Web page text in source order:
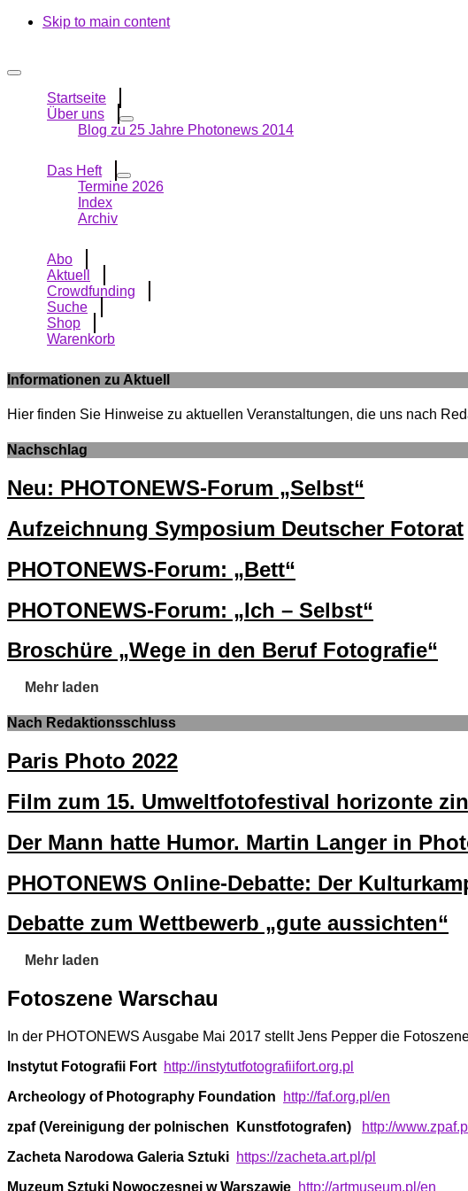
Skip to main content
Startseite
Über uns
Blog zu 25 Jahre Photonews 2014
Das Heft
Termine 2026
Index
Archiv
Abo
Aktuell
Crowdfunding
Suche
Shop
Warenkorb
Informationen zu Aktuell
Hier finden Sie Hinweise zu aktuellen Veranstaltungen, die uns nach
Nachschlag
Neu: PHOTONEWS-Forum „Selbst“
Aufzeichnung Symposium Deutscher Fotorat
PHOTONEWS-Forum: „Bett“
PHOTONEWS-Forum: „Ich – Selbst“
Broschüre „Wege in den Beruf Fotografie“
Mehr laden
Nach Redaktionsschluss
Paris Photo 2022
Film zum 15. Umweltfotofestival horizonte
Der Mann hatte Humor. Martin Langer in
PHOTONEWS Online-Debatte: Der
Debatte zum Wettbewerb „gute aussichten“
Mehr laden
Fotoszene Warschau
In der PHOTONEWS Ausgabe Mai 2017 stellt Jens Pepper die
Instytut Fotografii Fort http://instytutfotografiifort.org.pl
Archeology of Photography Foun­dation
http://faf.org.pl/en
zpaf (Vereinigung der polnischen Kunstfotografen)
http://
Zacheta Narodowa Galeria Sztuki https://zacheta.art.pl/pl
Muzeum Sztuki Nowoczesnej w Warszawie http://artmuseum.pl/en